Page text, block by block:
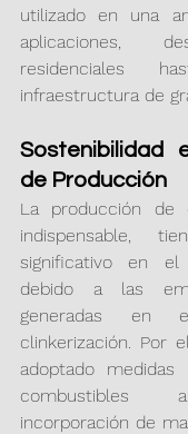
utilizado en una
aplicaciones,
residenciales
infraestructura de
Sostenibilidad
de Producción
La producción de
indispensable,
significativo en el
debido a las
generadas en
clinkerización. Por
adoptado
combustibles
incorporación de